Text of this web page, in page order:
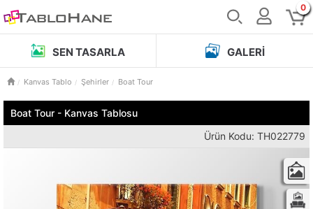
0
SEN TASARLA GALERI
Kanvas Tablo Şehirler Boat Tour
Boat Tour - Kanvas Tablosu
Ürün Kodu: TH022779